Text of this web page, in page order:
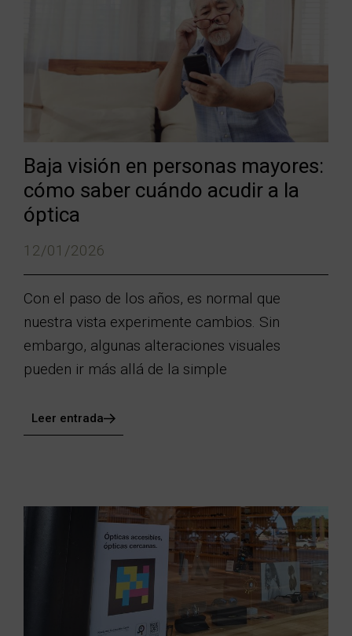
Baja visión en personas mayores:
cómo saber cuándo acudir a la
óptica
12/01/2026
Con el paso de los años, es normal que
nuestra vista experimente cambios. Sin
embargo, algunas alteraciones visuales
pueden ir más allá de la simple
Leer entrada